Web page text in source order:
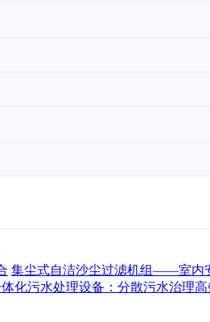
集尘式自洁沙尘过滤机组——室内
化污水处理设备：分散污水治理